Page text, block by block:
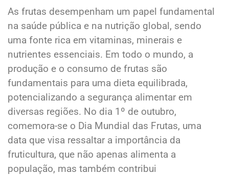
As frutas desempenham um papel fundamental
na saúde pública e na nutrição global, sendo
uma fonte rica em vitaminas, minerais e
nutrientes essenciais. Em todo o mundo, a
produção e o consumo de frutas são
fundamentais para uma dieta equilibrada,
potencializando a segurança alimentar em
diversas regiões. No dia 1º de outubro,
comemora-se o Dia Mundial das Frutas, uma
data que visa ressaltar a importância da
fruticultura, que não apenas alimenta a
população, mas também contribui